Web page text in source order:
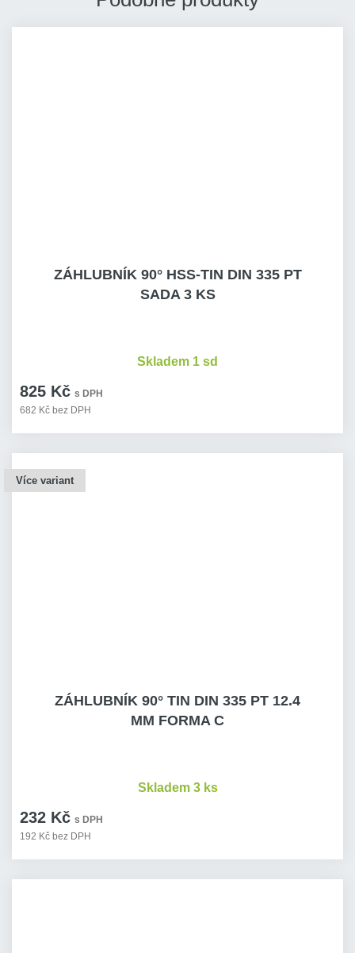
ZÁHLUBNÍK 90° HSS-TIN DIN 335 PT
SADA 3 KS
825 Kč s DPH
682 Kč bez DPH
Skladem 1 sd
Více variant
ZÁHLUBNÍK 90° TIN DIN 335 PT 12.4
MM FORMA C
232 Kč s DPH
192 Kč bez DPH
Skladem 3 ks